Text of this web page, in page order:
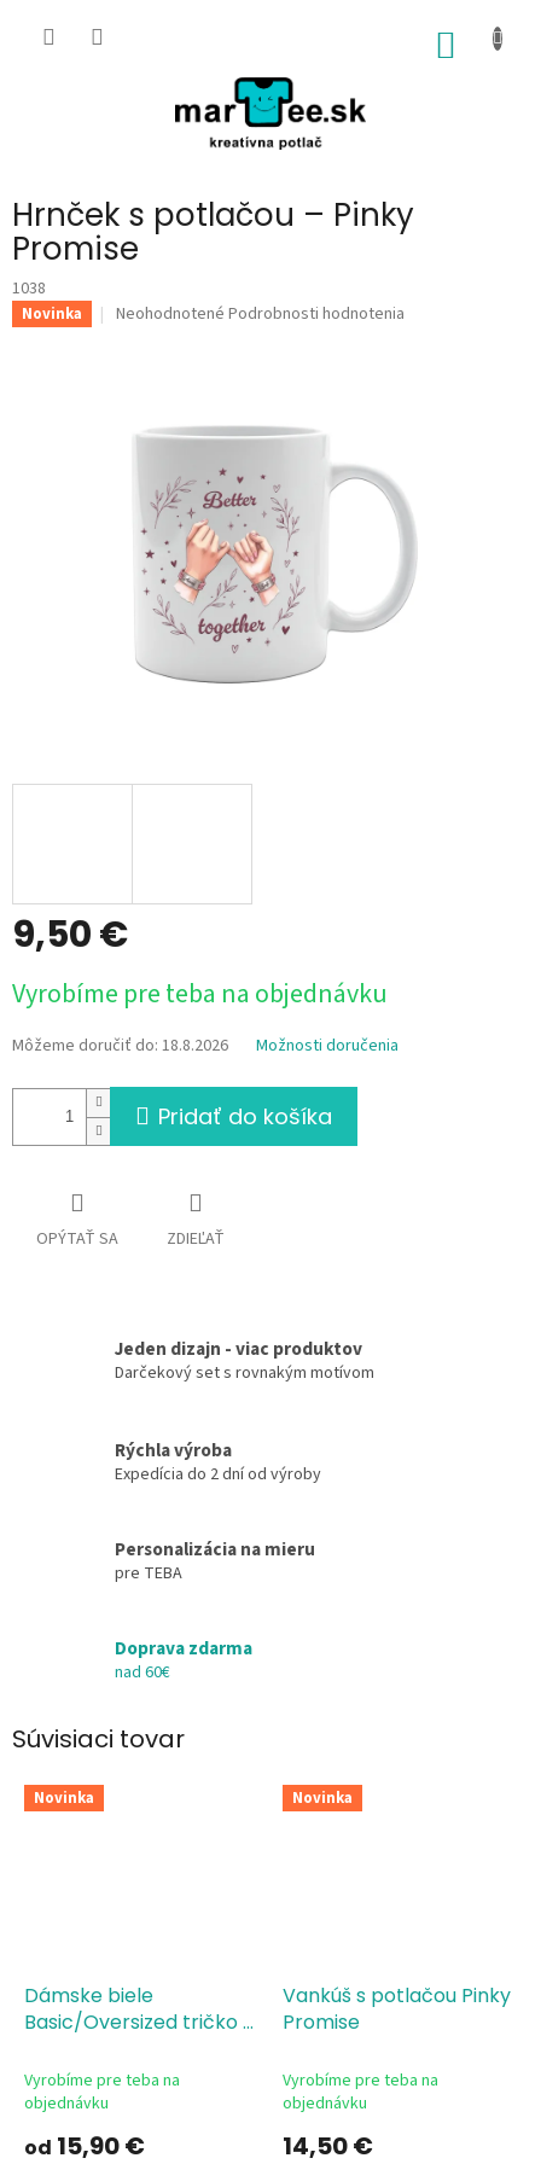
Hrnček s potlačou – Pinky
Promise
1038
Novinka
Priemerné
hviezdičiek.
Neohodnotené Podrobnosti hodnotenia
9,50 €
cena:
Vyrobíme pre teba na objednávku
Môžeme doručiť do: 18.8.2026 Možnosti doručenia
Pridať do košíka
OPÝTAŤ SA ZDIEĽAŤ
Jeden dizajn - viac produktov
Darčekový set s rovnakým motívom
Rýchla výroba
Expedícia do 2 dní od výroby
Personalizácia na mieru
pre TEBA
Doprava zdarma
nad 60€
Súvisiaci tovar
Novinka
Dámske biele
Basic/Oversized tričko s
Vyrobíme pre teba na
objednávku
od 15,90 €
Novinka
Vankúš s potlačou Pinky
Promise
Vyrobíme pre teba na
objednávku
14,50 €